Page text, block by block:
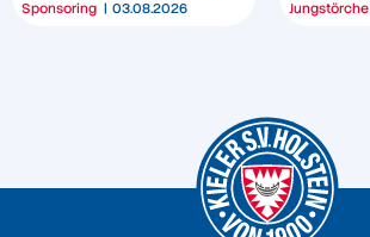
Sponsoring 03.08.2026 Jungstörche